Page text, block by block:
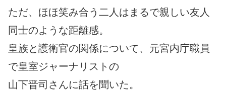
ただ、ほほ笑み合う二人はまるで親しい友人
同士のような距離感。
皇族と護衛官の関係について、元宮内庁職員
で皇室ジャーナリストの
山下晋司さんに話を聞いた。